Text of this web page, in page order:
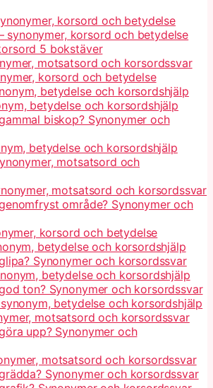
korsord och betydelse
synonymer, korsord och betydelse
5 bokstäver
motsatsord och korsordssvar
korsord och betydelse
betydelse och korsordshjälp
betydelse och korsordshjälp
biskop? Synonymer och
betydelse och korsordshjälp
motsatsord och
motsatsord och korsordssvar
område? Synonymer och
korsord och betydelse
betydelse och korsordshjälp
Synonymer och korsordssvar
betydelse och korsordshjälp
ton? Synonymer och korsordssvar
betydelse och korsordshjälp
motsatsord och korsordssvar
upp? Synonymer och
motsatsord och korsordssvar
Synonymer och korsordssvar